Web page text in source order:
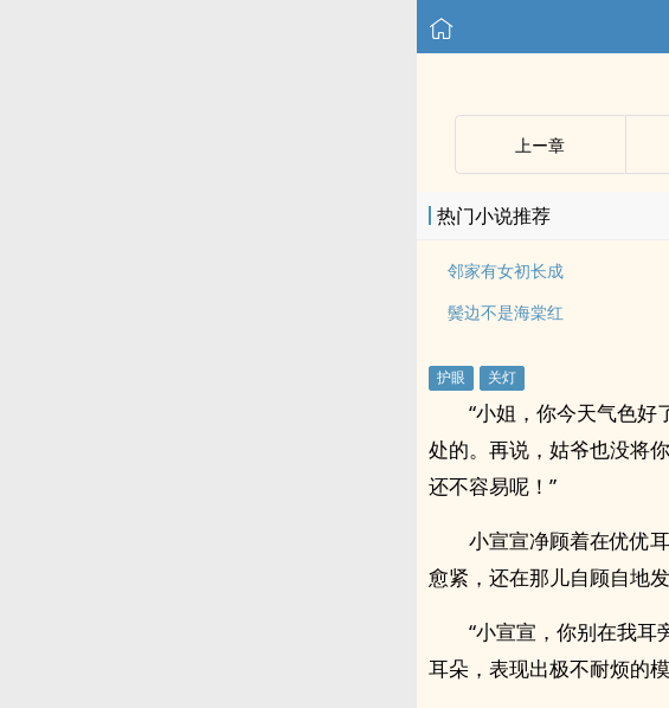
上ー章
热门小说推荐
邻家有女初长成
鬓边不是海棠红
“小姐，你今天气色
处的。再说，姑爷也没将
还不容易呢！”
小宣宣净顾着在优优
愈紧，还在那儿自顾自地
“小宣宣，你别在我耳
耳朵，表现出极不耐烦的模